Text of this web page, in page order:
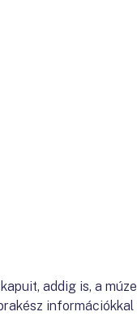
addig is, a